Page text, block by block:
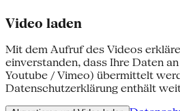
Video laden
Mit dem Aufruf des Videos
einverstanden, dass Ihre Daten
Youtube / Vimeo) übermittelt
Datenschutzerklärung enthält